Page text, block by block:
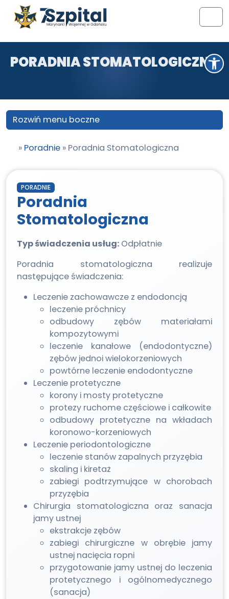
Otwórz pasek narzędzi
Przejdź do treści
Przejdź do stopki
PORADNIA STOMATOLOGICZNA
» Poradnie » Poradnia Stomatologiczna
PORADNIE
Poradnia
Stomatologiczna
Typ świadczenia usług: Odpłatnie
Poradnia stomatologiczna realizuje
następujące świadczenia:
Leczenie zachowawcze z endodoncją
leczenie próchnicy
odbudowy zębów materiałami
kompozytowymi
leczenie kanałowe (endodontyczne)
zębów jednoi wielokorzeniowych
powtórne leczenie endodontyczne
Leczenie protetyczne
korony i mosty protetyczne
protezy ruchome częściowe i całkowite
odbudowy protetyczne na wkładach
koronowo-korzeniowych
Leczenie periodontologiczne
leczenie stanów zapalnych przyzębia
skaling i kiretaż
zabiegi podtrzymujące w chorobach
przyzębia
Chirurgia stomatologiczna oraz sanacja
jamy ustnej
ekstrakcje zębów
zabiegi chirurgiczne w obrębie jamy
ustnej nacięcia ropni
przygotowanie jamy ustnej do leczenia
protetycznego i ogólnomedycznego
(sanacja)
Rozwiń menu boczne